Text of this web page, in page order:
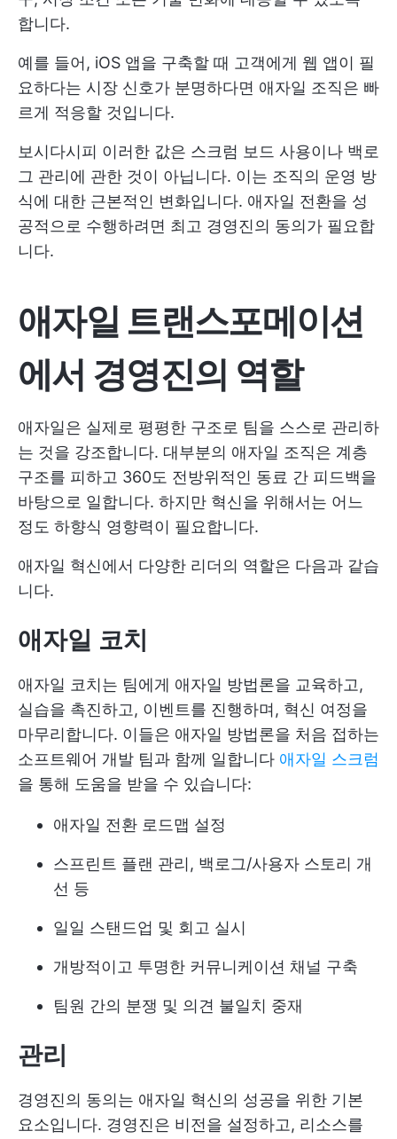
합니다.
예를 들어, iOS 앱을 구축할 때 고객에게 웹 앱이 필
요하다는 시장 신호가 분명하다면 애자일 조직은 빠
르게 적응할 것입니다.
보시다시피 이러한 값은 스크럼 보드 사용이나 백로
그 관리에 관한 것이 아닙니다. 이는 조직의 운영 방
식에 대한 근본적인 변화입니다. 애자일 전환을 성
공적으로 수행하려면 최고 경영진의 동의가 필요합
니다.
애자일 트랜스포메이션
에서 경영진의 역할
애자일은 실제로 평평한 구조로 팀을 스스로 관리하
는 것을 강조합니다. 대부분의 애자일 조직은 계층
구조를 피하고 360도 전방위적인 동료 간 피드백을
바탕으로 일합니다. 하지만 혁신을 위해서는 어느
정도 하향식 영향력이 필요합니다.
애자일 혁신에서 다양한 리더의 역할은 다음과 같습
니다.
애자일 코치
애자일 코치는 팀에게 애자일 방법론을 교육하고,
실습을 촉진하고, 이벤트를 진행하며, 혁신 여정을
마무리합니다. 이들은 애자일 방법론을 처음 접하는
소프트웨어 개발 팀과 함께 일합니다 애자일 스크럼
을 통해 도움을 받을 수 있습니다:
애자일 전환 로드맵 설정
스프린트 플랜 관리, 백로그/사용자 스토리 개
선 등
일일 스탠드업 및 회고 실시
개방적이고 투명한 커뮤니케이션 채널 구축
팀원 간의 분쟁 및 의견 불일치 중재
관리
경영진의 동의는 애자일 혁신의 성공을 위한 기본
요소입니다. 경영진은 비전을 설정하고, 리소스를